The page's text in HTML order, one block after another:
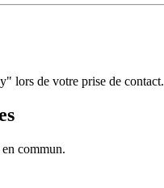
lors de votre prise de contact.
en commun.